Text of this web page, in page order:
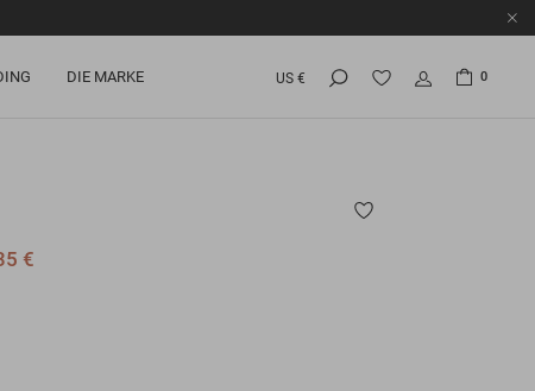
DIE MARKE US € 0
€